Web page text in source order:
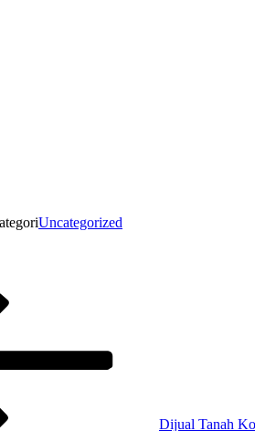
Uncategorized
Dijual Tanah